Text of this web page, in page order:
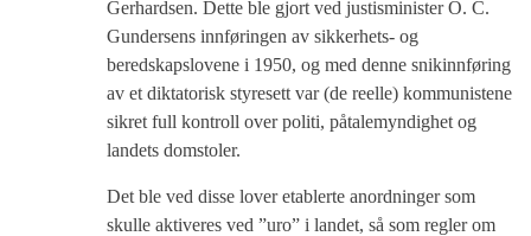
Gerhardsen. Dette ble gjort ved justisminister O. C.
Gundersens innføringen av sikkerhets- og
beredskapslovene i 1950, og med denne snikinnføring
av et diktatorisk styresett var (de reelle) kommunistene
sikret full kontroll over politi, påtalemyndighet og
landets domstoler.
Det ble ved disse lover etablerte anordninger som
skulle aktiveres ved ”uro” i landet, så som regler om